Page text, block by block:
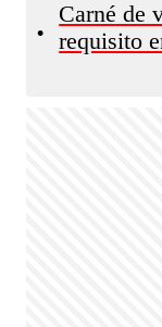
•
Carné de
requisito